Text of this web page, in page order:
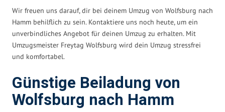
Wir freuen uns darauf, dir bei deinem Umzug von Wolfsburg nach
Hamm behilflich zu sein. Kontaktiere uns noch heute, um ein
unverbindliches Angebot für deinen Umzug zu erhalten. Mit
Umzugsmeister Freytag Wolfsburg wird dein Umzug stressfrei
und komfortabel.
Günstige Beiladung von
Wolfsburg nach Hamm